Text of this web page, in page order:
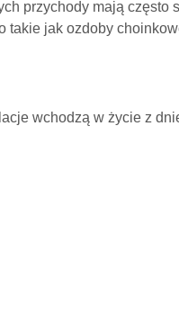
przychody mają
takie jak ozdoby
wchodzą w życie z